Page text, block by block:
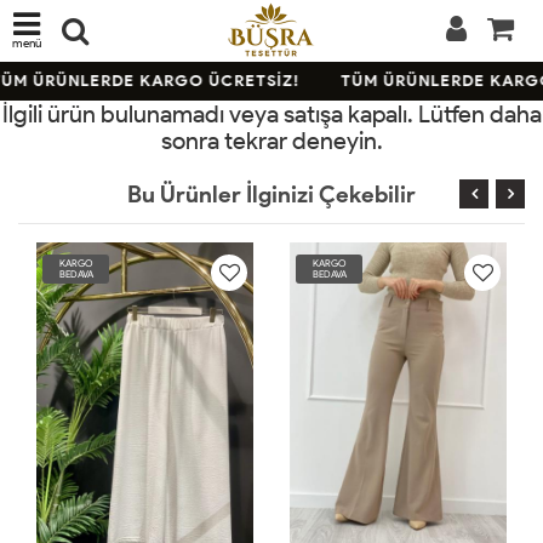
menü
ÜRÜNLERDE KARGO ÜCRETSİZ! TÜM ÜRÜNLERDE
İlgili ürün bulunamadı veya satışa kapalı. Lütfen daha
sonra tekrar deneyin.
Bu Ürünler İlginizi Çekebilir
KARGO
BEDAVA